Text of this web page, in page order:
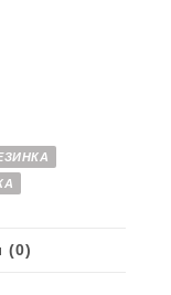
(0)